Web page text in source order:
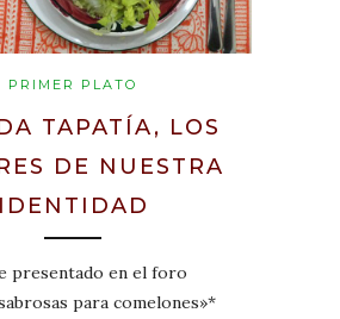
PRIMER PLATO
TAPATÍA, LOS
DE NUESTRA
IDENTIDAD
presentado en el foro
para comelones»*